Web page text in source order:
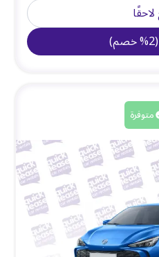
(
2
%خصم)
متوفرة